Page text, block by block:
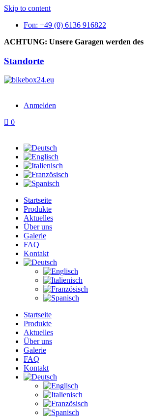
Skip to content
Fon: +49 (0) 6136 916822
ACHTUNG: Unsere Garagen werden
Standorte
Anmelden
0
Startseite
Produkte
Aktuelles
Über uns
Galerie
FAQ
Kontakt
Startseite
Produkte
Aktuelles
Über uns
Galerie
FAQ
Kontakt